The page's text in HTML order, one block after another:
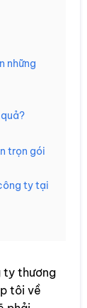
những
trọn gói
ty tại
ty thương
tôi về